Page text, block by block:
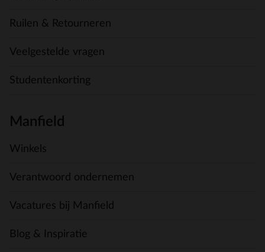
Ruilen & Retourneren
Veelgestelde vragen
Studentenkorting
Manfield
Winkels
Verantwoord ondernemen
Vacatures bij Manfield
Blog & Inspiratie